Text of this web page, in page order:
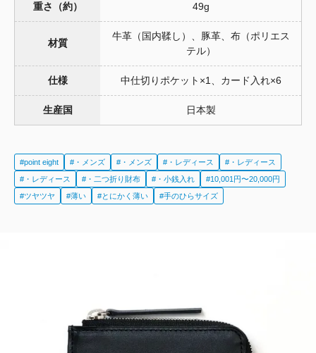
重さ（約） 49g
材質
牛革（国内鞣し）、豚革、布（ポリエス
テル）
仕様 中仕切りポケット×1、カード入れ×6
生産国 日本製
#point eight #・メンズ #・メンズ #・レディース
#・レディース
#・レディース
#・二つ折り財布 #・小銭入れ
#10,001円〜20,000円
#ツヤツヤ
#薄い #とにかく薄い #手のひらサイズ